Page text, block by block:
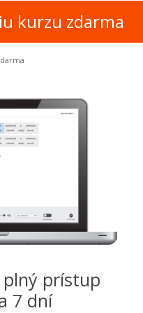
kurzu zdarma
plný prístup
7 dní